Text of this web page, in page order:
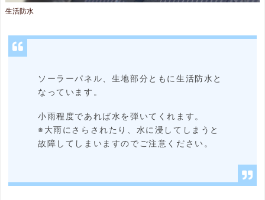
生活防水
ソーラーパネル、生地部分ともに生活防水と
なっています。
小雨程度であれば水を弾いてくれます。
※大雨にさらされたり、水に浸してしまうと
故障してしまいますのでご注意ください。